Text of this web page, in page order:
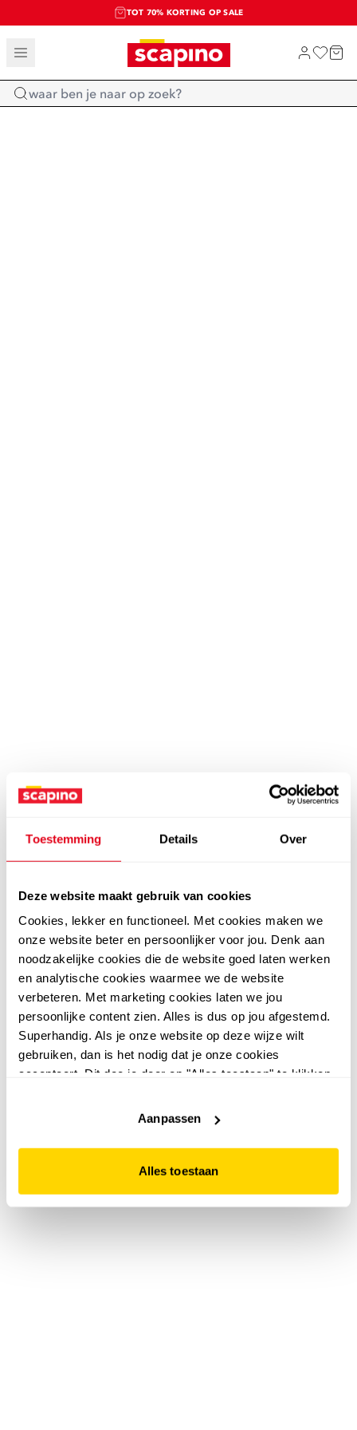
Toestemming Details Over
Deze website maakt gebruik van cookies
Cookies, lekker en functioneel. Met cookies maken we
onze website beter en persoonlijker voor jou. Denk aan
noodzakelijke cookies die de website goed laten werken
en analytische cookies waarmee we de website
verbeteren. Met marketing cookies laten we jou
persoonlijke content zien. Alles is dus op jou afgestemd.
Superhandig. Als je onze website op deze wijze wilt
gebruiken, dan is het nodig dat je onze cookies
accepteert. Dit doe je door op "Alles toestaan" te klikken.
website niet optimaal functioneert.
Aanpassen
Alles toestaan
TOT 70% KORTING OP SALE
SALE: LAATSTE KANS!
SHOP NIEUW
Home